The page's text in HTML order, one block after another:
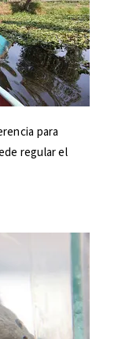
para
regular el